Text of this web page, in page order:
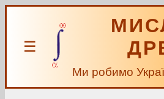
☰
Ми робимо